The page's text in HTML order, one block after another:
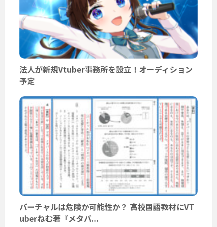
法人が新規Vtuber事務所を設立！オーディション
予定
バーチャルは危険か可能性か？ 高校国語教材にVT
uberねむ著『メタバ...